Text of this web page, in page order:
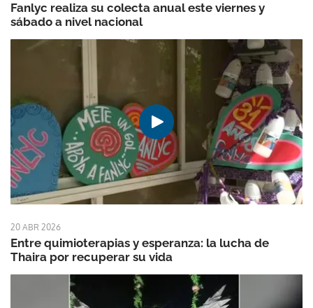
Fanlyc realiza su colecta anual este viernes y
sábado a nivel nacional
20 ABR 2026
Entre quimioterapias y esperanza: la lucha de
Thaira por recuperar su vida